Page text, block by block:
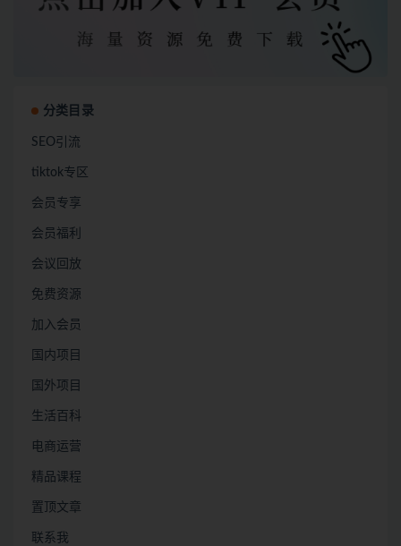
分类目录
SEO引流
tiktok专区
会员专享
会员福利
会议回放
免费资源
加入会员
国内项目
国外项目
生活百科
电商运营
精品课程
置顶文章
联系我